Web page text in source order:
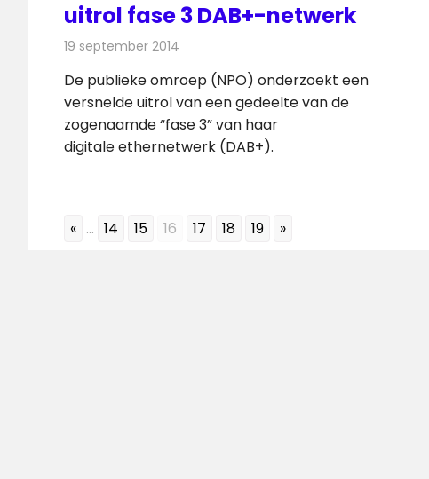
uitrol fase 3 DAB+-netwerk
19 september 2014
De publieke omroep (NPO) onderzoekt een
versnelde uitrol van een gedeelte van de
zogenaamde “fase 3” van haar
digitale ethernetwerk (DAB+).
« ... 14 15 16 17 18 19 »